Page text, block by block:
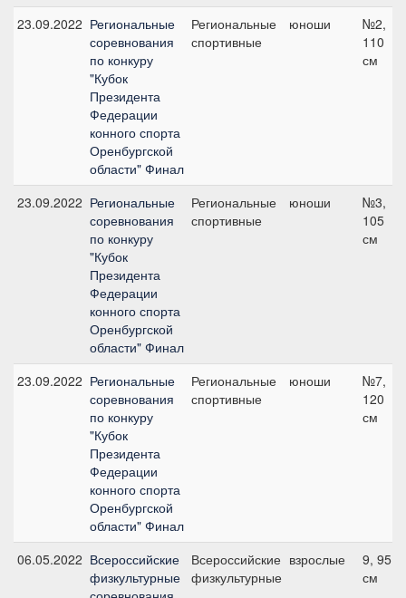
23.09.2022 Региональные
соревнования
по конкуру
"Кубок
Президента
Федерации
конного спорта
Оренбургской
области" Финал
Региональные
спортивные
юноши
№2,
110
см
23.09.2022 Региональные
соревнования
по конкуру
"Кубок
Президента
Федерации
конного спорта
Оренбургской
области" Финал
Региональные
спортивные
юноши
№3,
105
см
23.09.2022 Региональные
соревнования
по конкуру
"Кубок
Президента
Федерации
конного спорта
Оренбургской
области" Финал
Региональные
спортивные
юноши
№7,
120
см
06.05.2022 Всероссийские
физкультурные
Всероссийские
физкультурные
взрослые
9, 95
см